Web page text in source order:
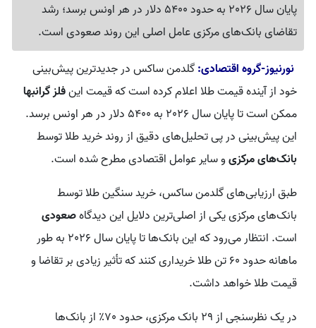
پایان سال 2026 به حدود 5400 دلار در هر اونس برسد؛ رشد
تقاضای بانک‌های مرکزی عامل اصلی این روند صعودی است.
نورنیوز-گروه اقتصادی:گلدمن ساکس در جدیدترین پیش‌بینی
خود از آینده قیمت طلا اعلام کرده است که قیمت اینفلز گرانبها
ممکن است تا پایان سال 2026 به 5400 دلار در هر اونس برسد.
این پیش‌بینی در پی تحلیل‌های دقیق از روند خرید طلا توسط
بانک‌های مرکزیو سایر عوامل اقتصادی مطرح شده است.
طبق ارزیابی‌های گلدمن ساکس، خرید سنگین طلا توسط
بانک‌های مرکزی یکی از اصلی‌ترین دلایل این دیدگاهصعودی
است. انتظار می‌رود که این بانک‌ها تا پایان سال 2026 به طور
ماهانه حدود 60 تن طلا خریداری کنند که تأثیر زیادی بر تقاضا و
قیمت طلا خواهد داشت.
در یک نظرسنجی از 29 بانک مرکزی، حدود 70٪ از بانک‌ها